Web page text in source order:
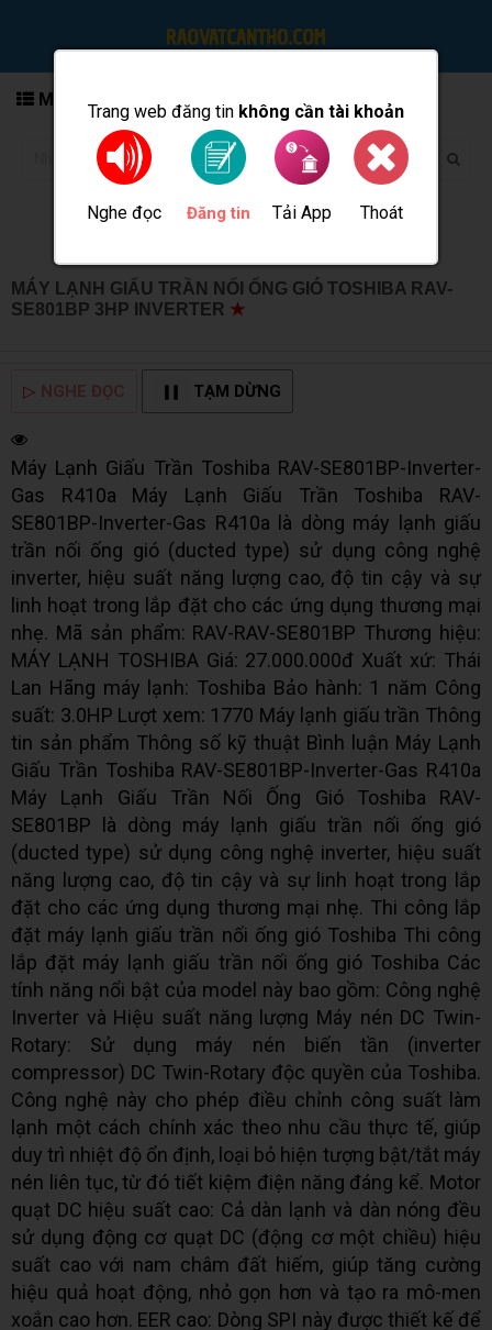
Trang web đăng tin không cần tài khoản
Nghe đọc Đăng tin Tải App Thoát
MENU
MÁY LẠNH GIẤU TRẦN NỐI ỐNG GIÓ TOSHIBA RAV-
SE801BP 3HP INVERTER ★
▷ NGHE ĐỌC TẠM DỪNG
Máy Lạnh Giấu Trần Toshiba RAV-SE801BP-Inverter-
Gas R410a Máy Lạnh Giấu Trần Toshiba RAV-
SE801BP-Inverter-Gas R410a là dòng máy lạnh giấu
trần nối ống gió (ducted type) sử dụng công nghệ
inverter, hiệu suất năng lượng cao, độ tin cậy và sự
linh hoạt trong lắp đặt cho các ứng dụng thương mại
nhẹ. Mã sản phẩm: RAV-RAV-SE801BP Thương hiệu:
MÁY LẠNH TOSHIBA Giá: 27.000.000đ Xuất xứ: Thái
Lan Hãng máy lạnh: Toshiba Bảo hành: 1 năm Công
suất: 3.0HP Lượt xem: 1770 Máy lạnh giấu trần Thông
tin sản phẩm Thông số kỹ thuật Bình luận Máy Lạnh
Giấu Trần Toshiba RAV-SE801BP-Inverter-Gas R410a
Máy Lạnh Giấu Trần Nối Ống Gió Toshiba RAV-
SE801BP là dòng máy lạnh giấu trần nối ống gió
(ducted type) sử dụng công nghệ inverter, hiệu suất
năng lượng cao, độ tin cậy và sự linh hoạt trong lắp
đặt cho các ứng dụng thương mại nhẹ. Thi công lắp
đặt máy lạnh giấu trần nối ống gió Toshiba Thi công
lắp đặt máy lạnh giấu trần nối ống gió Toshiba Các
tính năng nổi bật của model này bao gồm: Công nghệ
Inverter và Hiệu suất năng lượng Máy nén DC Twin-
Rotary: Sử dụng máy nén biến tần (inverter
compressor) DC Twin-Rotary độc quyền của Toshiba.
Công nghệ này cho phép điều chỉnh công suất làm
lạnh một cách chính xác theo nhu cầu thực tế, giúp
duy trì nhiệt độ ổn định, loại bỏ hiện tượng bật/tắt máy
nén liên tục, từ đó tiết kiệm điện năng đáng kể. Motor
quạt DC hiệu suất cao: Cả dàn lạnh và dàn nóng đều
sử dụng động cơ quạt DC (động cơ một chiều) hiệu
suất cao với nam châm đất hiếm, giúp tăng cường
hiệu quả hoạt động, nhỏ gọn hơn và tạo ra mô-men
xoắn cao hơn. EER cao: Dòng SPI này được thiết kế để